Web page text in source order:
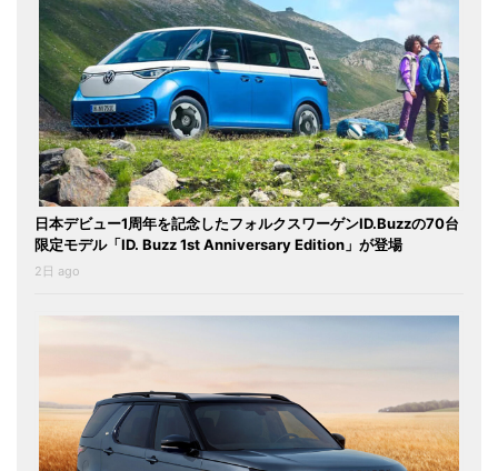
日本デビュー1周年を記念したフォルクスワーゲンID.Buzzの70台
限定モデル「ID. Buzz 1st Anniversary Edition」が登場
2日 ago